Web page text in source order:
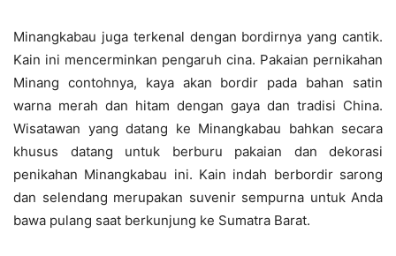
Minangkabau juga terkenal dengan bordirnya yang cantik.
Kain ini mencerminkan pengaruh cina. Pakaian pernikahan
Minang contohnya, kaya akan bordir pada bahan satin
warna merah dan hitam dengan gaya dan tradisi China.
Wisatawan yang datang ke Minangkabau bahkan secara
khusus datang untuk berburu pakaian dan dekorasi
penikahan Minangkabau ini. Kain indah berbordir sarong
dan selendang merupakan suvenir sempurna untuk Anda
bawa pulang saat berkunjung ke Sumatra Barat.